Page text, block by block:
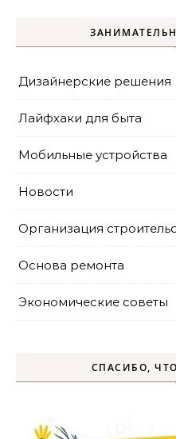
Дизайнерские решения
Лайфхаки для быта
Мобильные устройства
Новости
Организация
Основа ремонта
Экономические советы
СПАСИБО,